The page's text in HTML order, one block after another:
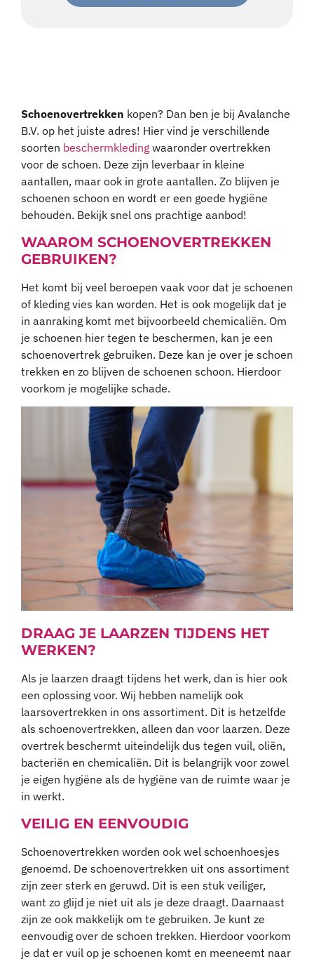
Schoenovertrekken kopen? Dan ben je bij Avalanche
B.V. op het juiste adres! Hier vind je verschillende
soorten beschermkleding waaronder overtrekken
voor de schoen. Deze zijn leverbaar in kleine
aantallen, maar ook in grote aantallen. Zo blijven je
schoenen schoon en wordt er een goede hygiëne
behouden. Bekijk snel ons prachtige aanbod!
WAAROM SCHOENOVERTREKKEN
GEBRUIKEN?
Het komt bij veel beroepen vaak voor dat je schoenen
of kleding vies kan worden. Het is ook mogelijk dat je
in aanraking komt met bijvoorbeeld chemicaliën. Om
je schoenen hier tegen te beschermen, kan je een
schoenovertrek gebruiken. Deze kan je over je schoen
trekken en zo blijven de schoenen schoon. Hierdoor
voorkom je mogelijke schade.
DRAAG JE LAARZEN TIJDENS HET
WERKEN?
Als je laarzen draagt tijdens het werk, dan is hier ook
een oplossing voor. Wij hebben namelijk ook
laarsovertrekken in ons assortiment. Dit is hetzelfde
als schoenovertrekken, alleen dan voor laarzen. Deze
overtrek beschermt uiteindelijk dus tegen vuil, oliën,
bacteriën en chemicaliën. Dit is belangrijk voor zowel
je eigen hygiëne als de hygiëne van de ruimte waar je
in werkt.
VEILIG EN EENVOUDIG
Schoenovertrekken worden ook wel schoenhoesjes
genoemd. De schoenovertrekken uit ons assortiment
zijn zeer sterk en geruwd. Dit is een stuk veiliger,
want zo glijd je niet uit als je deze draagt. Daarnaast
zijn ze ook makkelijk om te gebruiken. Je kunt ze
eenvoudig over de schoen trekken. Hierdoor voorkom
je dat er vuil op je schoenen komt en meeneemt naar